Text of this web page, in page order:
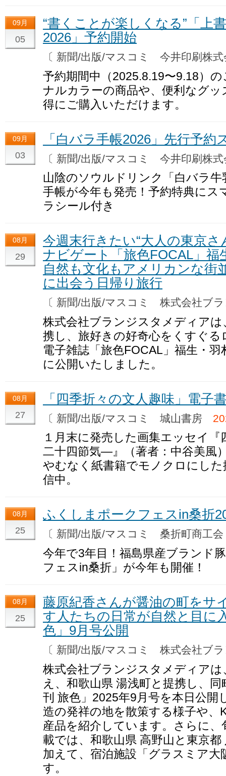
09月
05
“書くことが楽しくなる”「上
2026」予約開始
〔 新聞/出版/マスコミ 今井印刷株
予約期間中（2025.8.19〜9.18）
ナルカラーの商品や、便利なグ
得にご購入いただけます。
09月
03
「白バラ手帳2026」先行予約
〔 新聞/出版/マスコミ 今井印刷株
山陰のソウルドリンク「白バラ
手帳が今年も発売！予約特典にス
ラシール付き
08月
29
今週末行きたい“大人の東京
ナビゲート「旅色FOCAL」福
自然も文化もアメリカンな街
に出会う日帰り旅行
〔 新聞/出版/マスコミ 株式会社ブ
株式会社ブランジスタメディアは
携し、旅好きの好奇心をくすぐ
電子雑誌「旅色FOCAL」福生・
に公開いたしました。
08月
27
「四季折々の文人趣味」電子
〔 新聞/出版/マスコミ 城山書房
１月末に発売した画集エッセイ
二十四節気―』（著者：中谷美風
やむなく紙書籍でモノクロにし
信中。
08月
25
ふくしまポークフェスin桑折
〔 新聞/出版/マスコミ 桑折町商工
今年で3年目！福島県産ブランド
フェスin桑折」が今年も開催！
08月
25
藤原紀香さんが醤油の町をサ
す人たちの日常が自然と目に
色」9月号公開
〔 新聞/出版/マスコミ 株式会社ブ
株式会社ブランジスタメディア
え、和歌山県 湯浅町と提携し、
刊 旅色」2025年9月号を本日公開
造の発祥の地を散策する様子や、
産品を紹介しています。さらに
載では、和歌山県 高野山と東京
加えて、宿泊施設「グラスミア
す。